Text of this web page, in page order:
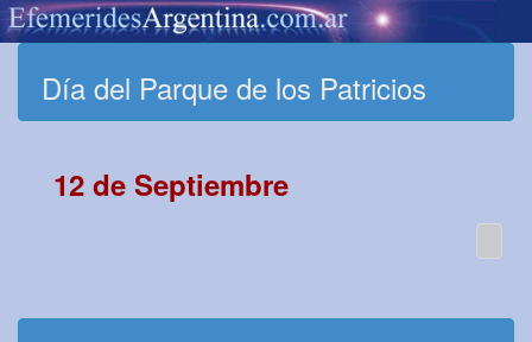
Día del Parque de los Patricios
12 de Septiembre